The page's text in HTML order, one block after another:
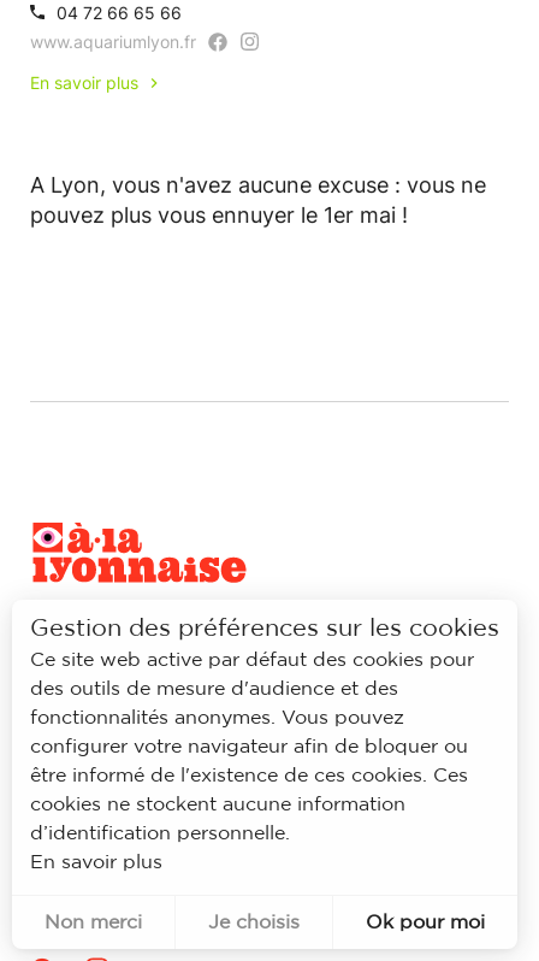
04 72 66 65 66
www.aquariumlyon.fr
En savoir plus
A Lyon, vous n'avez aucune excuse : vous ne
pouvez plus vous ennuyer le 1er mai !
NEWSLETTER
Recevez régulièrement nos
bons plans
S'ABONNER
RÉSEAUX SOCIAUX
Prolongez l’expérience à la
Facebook et Instagram
Gestion des préférences sur les cookies
Ce site web active par défaut des cookies pour
des outils de mesure d'audience et des
fonctionnalités anonymes. Vous pouvez
configurer votre navigateur afin de bloquer ou
être informé de l'existence de ces cookies. Ces
cookies ne stockent aucune information
d’identification personnelle.
En savoir plus
Non merci Je choisis Ok pour moi